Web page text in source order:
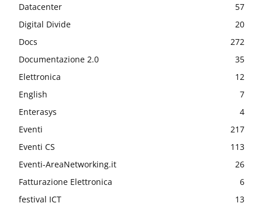
Datacenter
57
Digital Divide
20
Docs
272
Documentazione 2.0
35
Elettronica
12
English
7
Enterasys
4
Eventi
217
Eventi CS
113
Eventi-AreaNetworking.it
26
Fatturazione Elettronica
6
festival ICT
13